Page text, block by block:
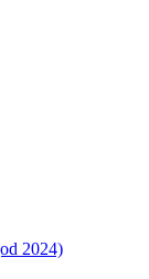
2024)